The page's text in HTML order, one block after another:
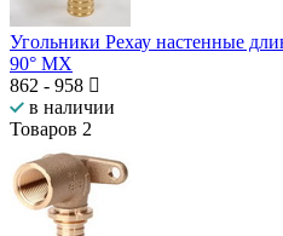
Угольники Рехау настенные
90° MX
862 - 958
в наличии
Товаров 2